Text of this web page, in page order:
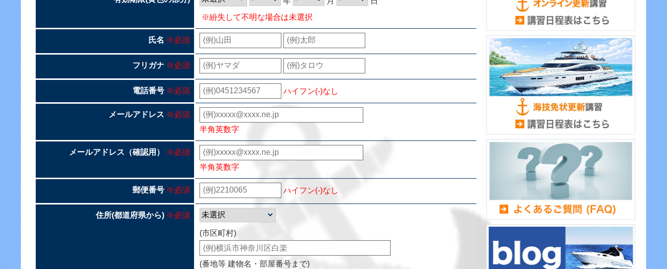
※紛失して不明な場合は未選択
氏名 ※必須
フリガナ ※必須
電話番号 ※必須 ハイフン(-)なし
メールアドレス ※必須
半角英数字
メールアドレス（確認用）
※必須
半角英数字
郵便番号 ※必須 ハイフン(-)なし
住所(都道府県から) ※必須
(市区町村)
(番地等 建物名・部屋番号まで)